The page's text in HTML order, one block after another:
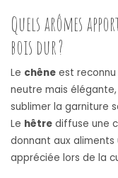
Quels arômes
bois dur ?
Le chêne est
neutre mais
sublimer la garniture
Le hêtre diffuse une
donnant aux
appréciée lors de la